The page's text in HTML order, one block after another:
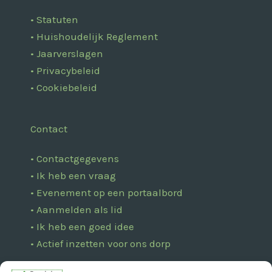
• Statuten
• Huishoudelijk Reglement
• Jaarverslagen
• Privacybeleid
• Cookiebeleid
Contact
• Contactgegevens
• Ik heb een vraag
• Evenement op een portaalbord
• Aanmelden als lid
• Ik heb een goed idee
• Actief inzetten voor ons dorp